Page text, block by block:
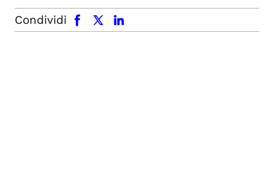
Condividi
facebook x.com linkedin